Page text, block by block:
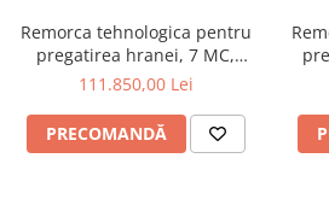
Freze de pamant
Prasitoare
Remorca tehnologica pentru
pregatirea hranei, 7 MC,
sistem vertical, Fider 7 Mini -
111.850,00 Lei
PRECOMANDĂ